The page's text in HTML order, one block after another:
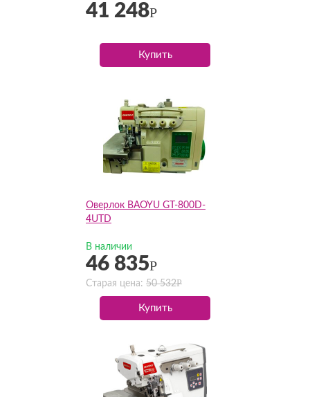
41 248Р
Купить
Оверлок BAOYU GT-800D-
4UTD
В наличии
46 835Р
Старая цена: 50 532Р
Купить